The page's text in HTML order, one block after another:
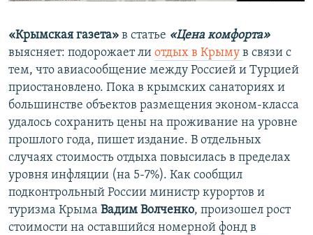
«Крымская газета» в статье «Цена комфорта»
выясняет: подорожает ли отдых в Крыму в связи с
тем, что авиасообщение между Россией и Турцией
приостановлено. Пока в крымских санаториях и
большинстве объектов размещения эконом-класса
удалось сохранить цены на проживание на уровне
прошлого года, пишет издание. В отдельных
случаях стоимость отдыха повысилась в пределах
уровня инфляции (на 5-7%). Как сообщил
подконтрольный России министр курортов и
туризма Крыма Вадим Волченко, произошел рост
стоимости на оставшийся номерной фонд в